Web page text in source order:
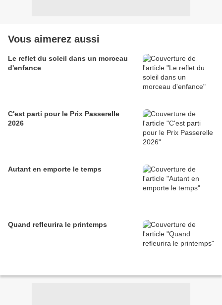
Vous aimerez aussi
Le reflet du soleil dans un morceau
d'enfance
C'est parti pour le Prix Passerelle
2026
Autant en emporte le temps
Quand refleurira le printemps